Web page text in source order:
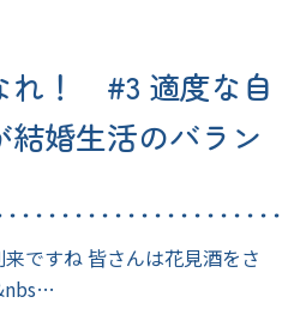
れ！ #3 適度な自
婚生活のバラン
ですね 皆さんは花見酒をさ